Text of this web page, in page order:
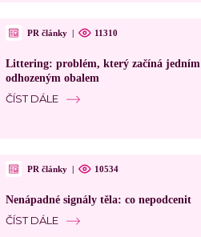
PR články | 11310
Littering: problém, který začíná jedním
odhozeným obalem
ČÍST DÁLE
PR články | 10534
Nenápadné signály těla: co nepodcenit
ČÍST DÁLE